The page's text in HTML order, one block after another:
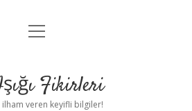
Anasayfa
Yasal Uyarı
menüyü
Fikirleri
ilham veren keyifli bilgiler!